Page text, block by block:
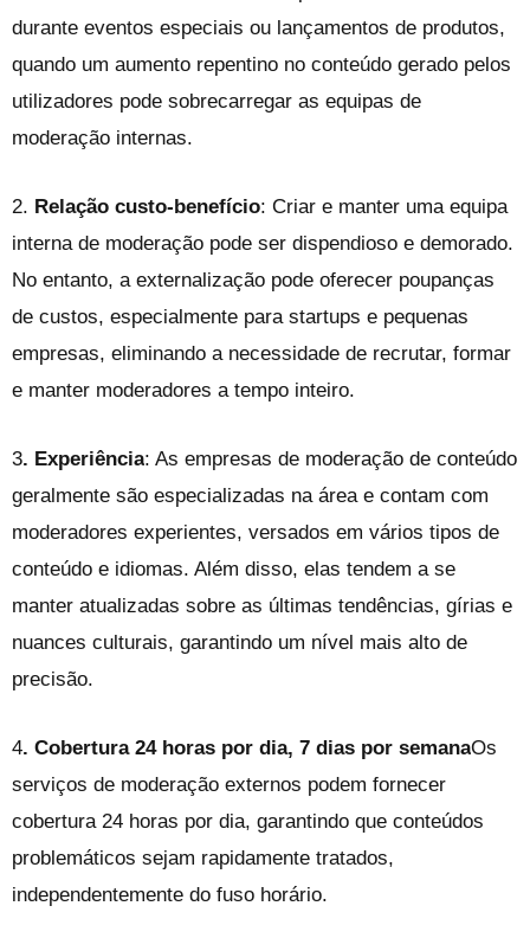
durante eventos especiais ou lançamentos de produtos,
quando um aumento repentino no conteúdo gerado pelos
utilizadores pode sobrecarregar as equipas de
moderação internas.
2. Relação custo-benefício: Criar e manter uma equipa
interna de moderação pode ser dispendioso e demorado.
No entanto, a externalização pode oferecer poupanças
de custos, especialmente para startups e pequenas
empresas, eliminando a necessidade de recrutar, formar
e manter moderadores a tempo inteiro.
3. Experiência: As empresas de moderação de conteúdo
geralmente são especializadas na área e contam com
moderadores experientes, versados em vários tipos de
conteúdo e idiomas. Além disso, elas tendem a se
manter atualizadas sobre as últimas tendências, gírias e
nuances culturais, garantindo um nível mais alto de
precisão.
4. Cobertura 24 horas por dia, 7 dias por semanaOs
serviços de moderação externos podem fornecer
cobertura 24 horas por dia, garantindo que conteúdos
problemáticos sejam rapidamente tratados,
independentemente do fuso horário.